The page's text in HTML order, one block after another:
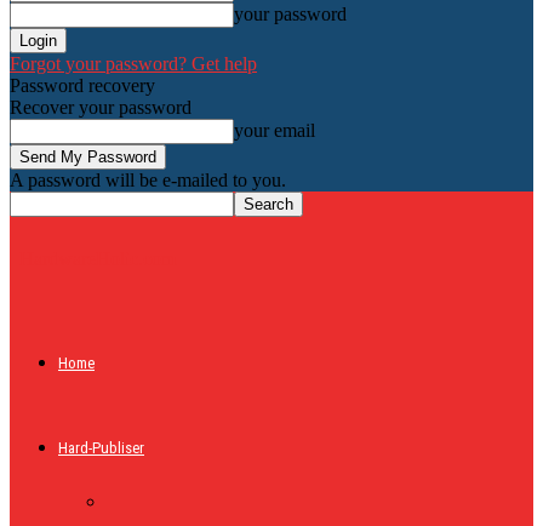
your password
Forgot your password? Get help
Password recovery
Recover your password
your email
A password will be e-mailed to you.
Home
Hard-Publiser